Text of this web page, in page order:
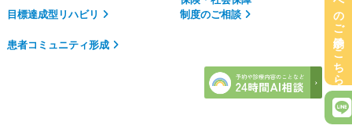
目標達成型リハビリ
患者コミュニティ形成
制度のご相談